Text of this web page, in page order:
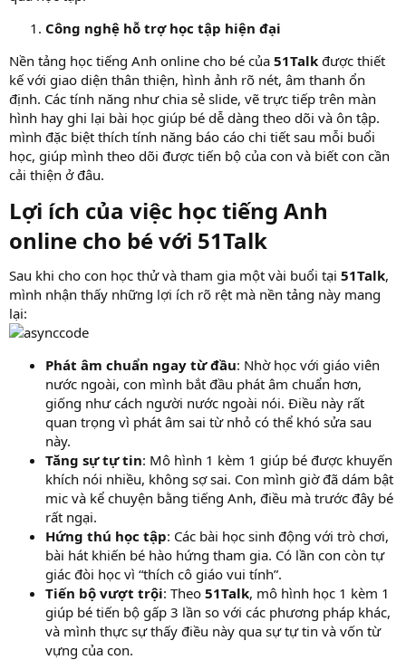
Công nghệ hỗ trợ học tập hiện đại
Nền tảng học tiếng Anh online cho bé của 51Talk được thiết
kế với giao diện thân thiện, hình ảnh rõ nét, âm thanh ổn
định. Các tính năng như chia sẻ slide, vẽ trực tiếp trên màn
hình hay ghi lại bài học giúp bé dễ dàng theo dõi và ôn tập.
mình đặc biệt thích tính năng báo cáo chi tiết sau mỗi buổi
học, giúp mình theo dõi được tiến bộ của con và biết con cần
cải thiện ở đâu.
Lợi ích của việc học tiếng Anh
online cho bé với 51Talk​
Sau khi cho con học thử và tham gia một vài buổi tại 51Talk,
mình nhận thấy những lợi ích rõ rệt mà nền tảng này mang
lại:
Phát âm chuẩn ngay từ đầu: Nhờ học với giáo viên
nước ngoài, con mình bắt đầu phát âm chuẩn hơn,
giống như cách người nước ngoài nói. Điều này rất
quan trọng vì phát âm sai từ nhỏ có thể khó sửa sau
này.
Tăng sự tự tin: Mô hình 1 kèm 1 giúp bé được khuyến
khích nói nhiều, không sợ sai. Con mình giờ đã dám bật
mic và kể chuyện bằng tiếng Anh, điều mà trước đây bé
rất ngại.
Hứng thú học tập: Các bài học sinh động với trò chơi,
bài hát khiến bé hào hứng tham gia. Có lần con còn tự
giác đòi học vì “thích cô giáo vui tính”.
Tiến bộ vượt trội: Theo 51Talk, mô hình học 1 kèm 1
giúp bé tiến bộ gấp 3 lần so với các phương pháp khác,
và mình thực sự thấy điều này qua sự tự tin và vốn từ
vựng của con.